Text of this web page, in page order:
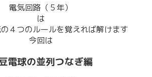
電気回路（５年）
は
４つのルールを覚えれば解けます
今回は
電球の並列つなぎ編